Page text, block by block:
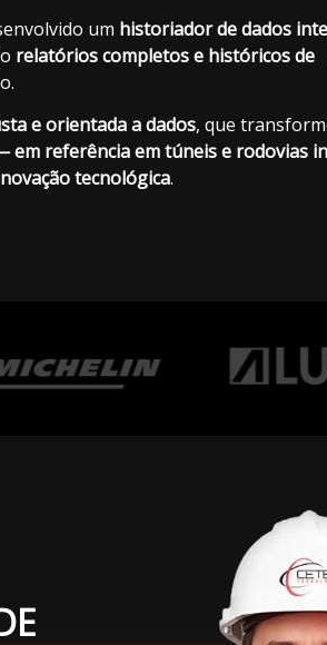
um historiador de dados
relatórios completos e históricos de
e orientada a dados, que
referência em túneis e rodovias
tecnológica.